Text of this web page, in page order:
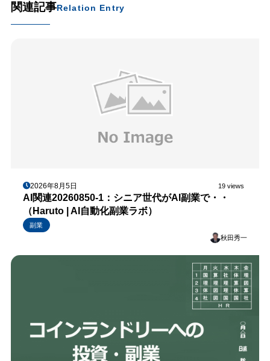
関連記事Relation Entry
2026年8月5日 19 views
AI関連20260850-1：シニア世代がAI副業で・・
（Haruto | AI自動化副業ラボ）
副業
秋田秀一